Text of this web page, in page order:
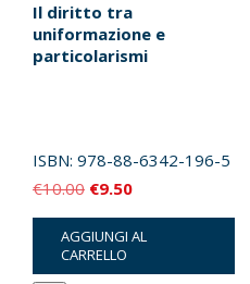
Il diritto tra
uniformazione e
particolarismi
ISBN: 978-88-6342-196-5
€10.00 Il
prezzo
originale
era:
€9.50Il
prezzo
attuale
è:
AGGIUNGI AL
CARRELLO